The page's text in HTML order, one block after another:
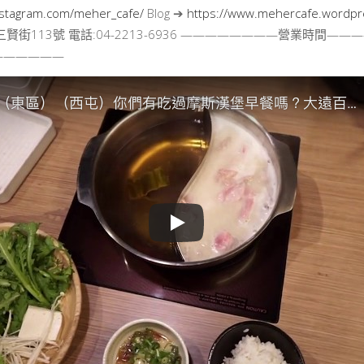
meher_cafe/ Blog ➔ https://
三賢街113號 電話:04-2213-6936 ————————營業時間